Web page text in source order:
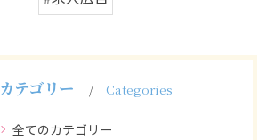
カテゴリー Categories
全てのカテゴリー